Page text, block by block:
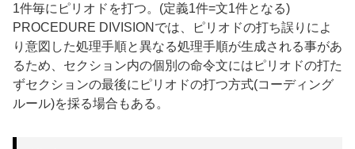
1件毎にピリオドを打つ。(定義1件=文1件となる)
PROCEDURE DIVISIONでは、ピリオドの打ち誤りによ
り意図した処理手順と異なる処理手順が生成される事があ
るため、セクション内の個別の命令文にはピリオドの打た
ずセクションの最後にピリオドの打つ方式(コーディング
ルール)を採る場合もある。